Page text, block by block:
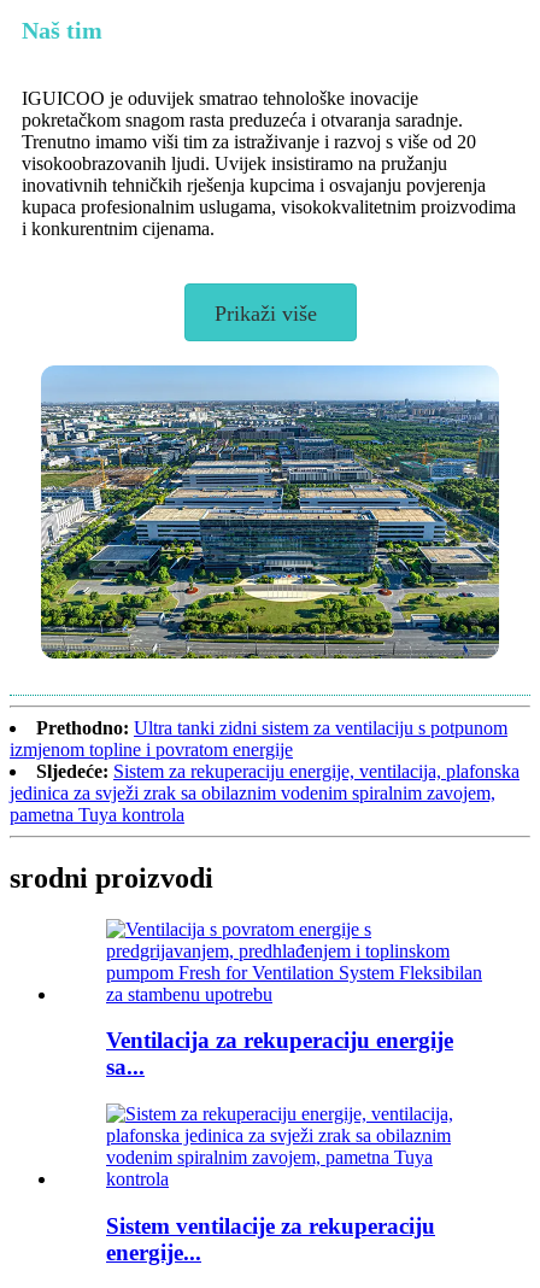
Naš tim
IGUICOO je oduvijek smatrao tehnološke inovacije
pokretačkom snagom rasta preduzeća i otvaranja saradnje.
Trenutno imamo viši tim za istraživanje i razvoj s više od 20
visokoobrazovanih ljudi. Uvijek insistiramo na pružanju
inovativnih tehničkih rješenja kupcima i osvajanju povjerenja
kupaca profesionalnim uslugama, visokokvalitetnim proizvodima
i konkurentnim cijenama.
Prikaži više
Prethodno: Ultra tanki zidni sistem za ventilaciju s potpunom
izmjenom topline i povratom energije
Sljedeće: Sistem za rekuperaciju energije, ventilacija, plafonska
jedinica za svježi zrak sa obilaznim vodenim spiralnim zavojem,
pametna Tuya kontrola
srodni proizvodi
Ventilacija za rekuperaciju energije
sa...
Sistem ventilacije za rekuperaciju
energije...